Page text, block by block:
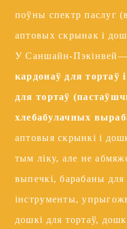
поўны спектр паслуг
аптовых скрынак і
У Саншайн-Пэкінвей—
кардонаў для тортаў
для тортаў
хлебабулачных
аптовыя скрынкі і
тым ліку, але не
выпечкі, барабаны для
інструменты,
дошкі для тортаў,